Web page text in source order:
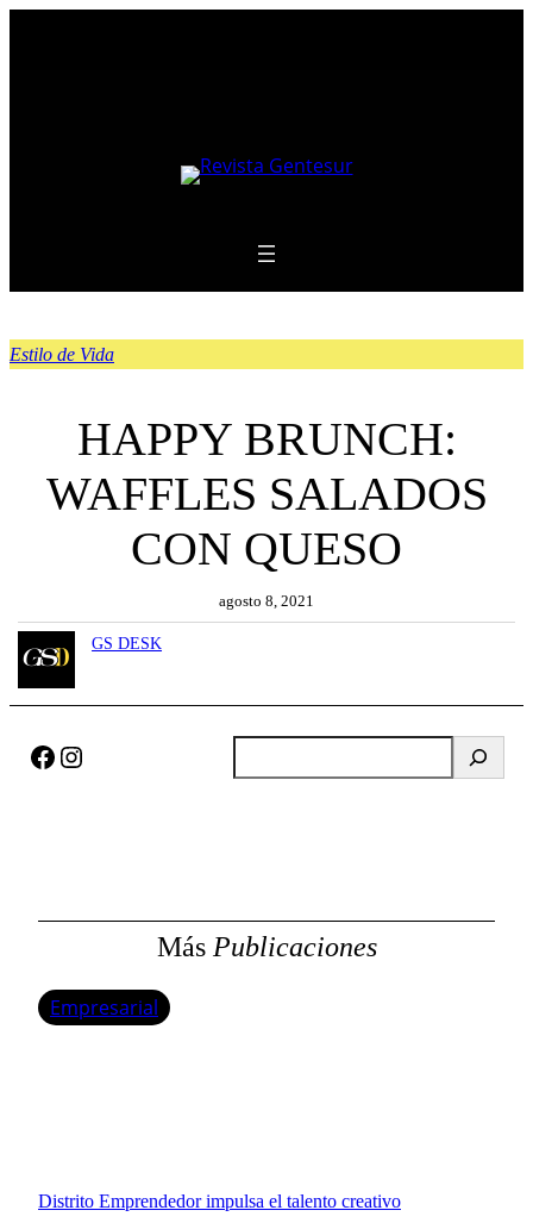
Estilo de Vida
HAPPY BRUNCH:
WAFFLES SALADOS
CON QUESO
agosto 8, 2021
GS DESK
Facebook Instagram
u
MásPublicaciones
Empresarial
Distrito Emprendedor impulsa el talento creativo